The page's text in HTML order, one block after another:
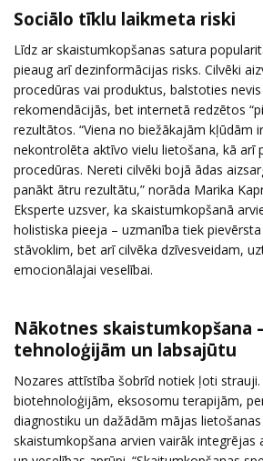
Sociālo tīklu laikmeta riski
Līdz ar skaistumkopšanas satura
pieaug arī dezinformācijas risks. Cilvēki
procedūras vai produktus, balstoties
rekomendācijās, bet internetā redzētos
rezultātos. “Viena no biežākajām kļūdām
nekontrolēta aktīvo vielu lietošana, kā arī
procedūras. Nereti cilvēki bojā ādas
panākt ātru rezultātu,” norāda Marika
Eksperte uzsver, ka skaistumkopšanā
holistiska pieeja – uzmanība tiek
stāvoklim, bet arī cilvēka dzīvesveidam,
emocionālajai veselībai.
Nākotnes skaistumkopšana
tehnoloģijām un labsajūtu
Nozares attīstība šobrīd notiek ļoti
biotehnoloģijām, eksosomu terapijām,
diagnostiku un dažādām mājas lietošanas
skaistumkopšana arvien vairāk integrējas